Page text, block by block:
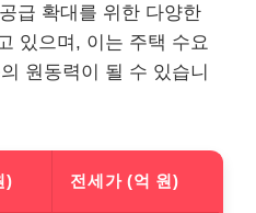
급 확대를 위한 다양한
있으며, 이는 주택 수요
원동력이 될 수 있습니
) 전세가 (억 원)